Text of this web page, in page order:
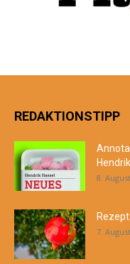
REDAKTIONSTIPP
8.
7.